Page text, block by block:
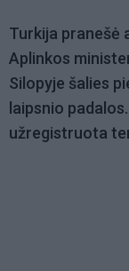
Turkija pranešė
Aplinkos
Silopyje šalies
laipsnio
užregistruota